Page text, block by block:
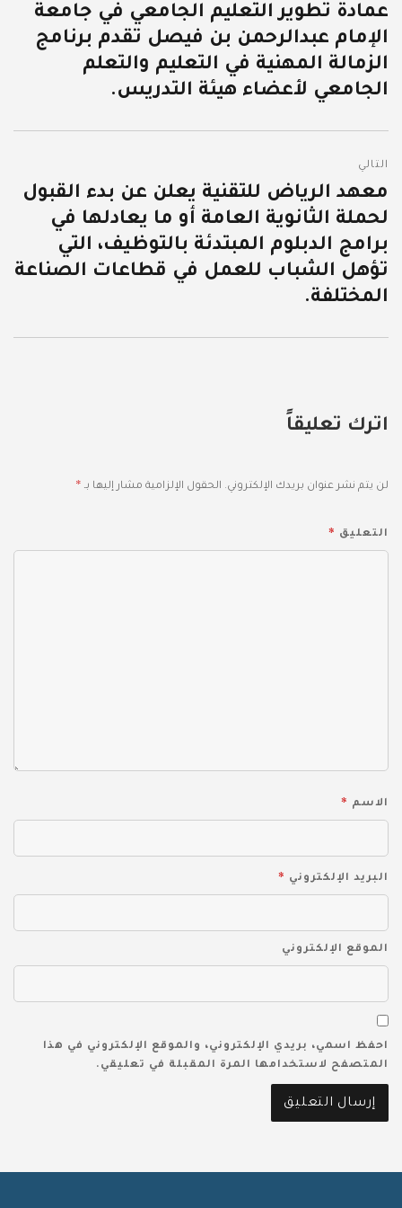
المقالة
السابقة:
عمادة تطوير التعليم الجامعي في جامعة
الإمام عبدالرحمن بن فيصل تقدم برنامج
الزمالة المهنية في التعليم والتعلم
الجامعي لأعضاء هيئة التدريس.
التالي
المقالة
التالية:
معهد الرياض للتقنية يعلن عن بدء القبول
لحملة الثانوية العامة أو ما يعادلها في
برامج الدبلوم المبتدئة بالتوظيف، التي
تؤهل الشباب للعمل في قطاعات الصناعة
المختلفة.
اترك تعليقاً
لن يتم نشر عنوان بريدك الإلكتروني. الحقول الإلزامية مشار إليها بـ *
التعليق *
الاسم *
البريد الإلكتروني *
الموقع الإلكتروني
احفظ اسمي، بريدي الإلكتروني، والموقع الإلكتروني في هذا
المتصفح لاستخدامها المرة المقبلة في تعليقي.